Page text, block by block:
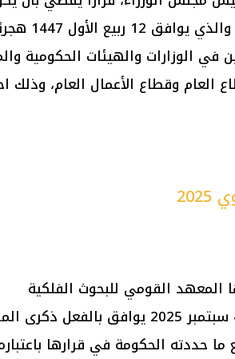
الخميس الموافق 4
في الوزارات والهيئات الحكومية
العام وقطاع الأعمال العام، وذلك
المعهد القومي للبحوث الفلكية
والجيوفيزيقية، فإن يوم الخميس 4 سبتمبر 2025 يوافق بالفعل
حددته الحكومة في قرارها